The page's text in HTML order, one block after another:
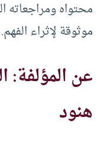
محتواه ومراجعاته
موثوقة لإثراء الفهم.
عن المؤلفة:
هنود